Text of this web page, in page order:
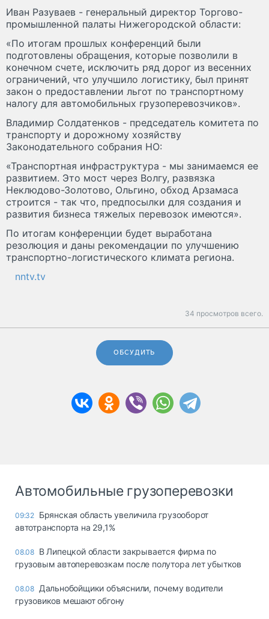
Иван Разуваев - генеральный директор Торгово-
промышленной палаты Нижегородской области:
«По итогам прошлых конференций были
подготовлены обращения, которые позволили в
конечном счете, исключить ряд дорог из весенних
ограничений, что улучшило логистику, был принят
закон о предоставлении льгот по транспортному
налогу для автомобильных грузоперевозчиков».
Владимир Солдатенков - председатель комитета по
транспорту и дорожному хозяйству
Законодательного собрания НО:
«Транспортная инфраструктура - мы занимаемся ее
развитием. Это мост через Волгу, развязка
Неклюдово-Золотово, Ольгино, обход Арзамаса
строится - так что, предпосылки для создания и
развития бизнеса тяжелых перевозок имеются».
По итогам конференции будет выработана
резолюция и даны рекомендации по улучшению
транспортно-логистического климата региона.
nntv.tv
34 просмотров всего.
ОБСУДИТЬ
Автомобильные грузоперевозки
09:32 Брянская область увеличила грузооборот
автотранспорта на 29,1%
08.08 В Липецкой области закрывается фирма по
грузовым автоперевозкам после полутора лет убытков
08.08 Дальнобойщики объяснили, почему водители
грузовиков мешают обгону